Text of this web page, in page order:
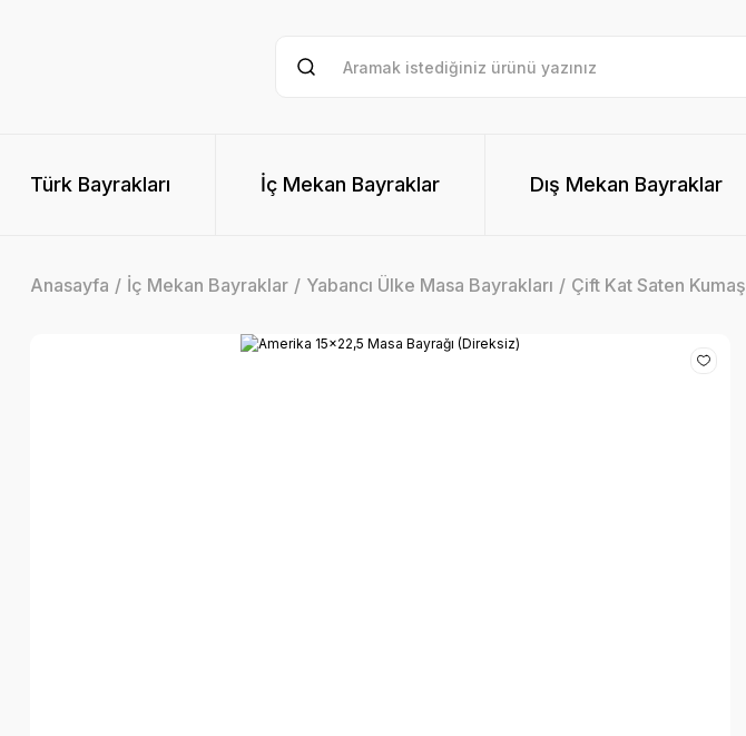
Türk Bayrakları İç Mekan Bayraklar Dış Mekan Bayraklar
Anasayfa İç Mekan Bayraklar Yabancı Ülke Masa Bayrakları Çift Kat Saten Kumaş